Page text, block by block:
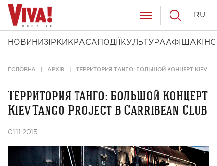
НОВИНИ ЗІРКИ КРАСА ПОДІЇ КУЛЬТУРААФІША КІНО
RU
ГОЛОВНА АРХІВ ТЕРРИТОРИЯ ТАНГО: БОЛЬШОЙ КОНЦЕРТ KIEV
Территория танго: большой концерт
Kiev Tango Project в Carribean Club
01.11.2015